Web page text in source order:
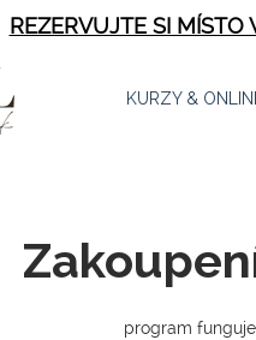
REZERVUJTE SI MÍSTO
KURZY &
program